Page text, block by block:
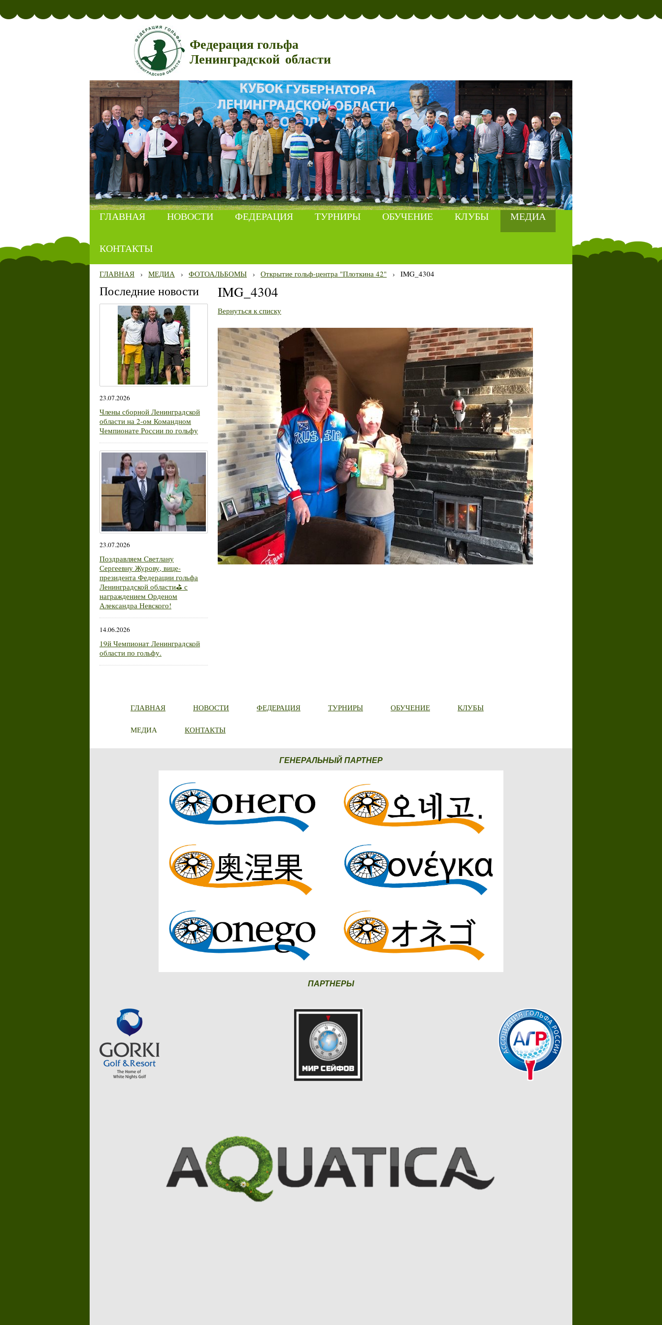
Федерация гольфа
Ленинградской области
ГЛАВНАЯ НОВОСТИ ФЕДЕРАЦИЯ ТУРНИРЫ ОБУЧЕНИЕ КЛУБЫ МЕДИА
КОНТАКТЫ
ГЛАВНАЯ › МЕДИА › ФОТОАЛЬБОМЫ › Открытие гольф-центра "Плоткина 42" › IMG_4304
Последние новости
23.07.2026
Члены сборной Ленинградской
области на 2-ом Командном
Чемпионате России по гольфу
23.07.2026
Поздравляем Светлану
Сергеевну Журову, вице-
президента Федерации гольфа
Ленинградской области⛳ с
награждением Орденом
Александра Невского!
14.06.2026
19й Чемпионат Ленинградской
области по гольфу.
IMG_4304
Вернуться к списку
ГЛАВНАЯ НОВОСТИ ФЕДЕРАЦИЯ ТУРНИРЫ ОБУЧЕНИЕ КЛУБЫ
МЕДИА КОНТАКТЫ
ГЕНЕРАЛЬНЫЙ ПАРТНЕР
ПАРТНЕРЫ